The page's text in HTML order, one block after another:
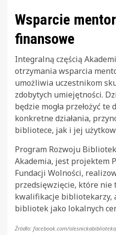
Wsparcie
finansowe
Integralną częścią
otrzymania wsparcia
umożliwia uczestnikom
zdobytych umiejętności.
będzie mogła przełożyć te
konkretne działania,
bibliotece, jak i jej
Program Rozwoju
Akademia, jest projektem
Fundacji Wolności,
przedsięwzięcie, które nie
kwalifikacje bibliotekarzy,
bibliotek jako lokalnych
Źródło: facebook.com/